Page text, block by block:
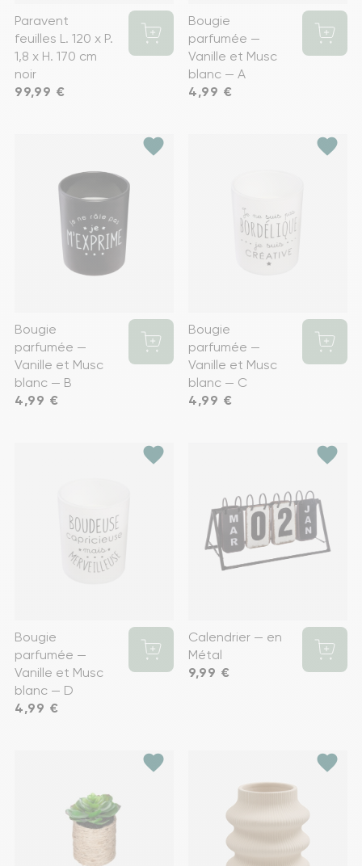
Paravent
feuilles L. 120 x P.
1,8 x H. 170 cm
noir
Prix
99,99 €
Bougie
parfumée —
Vanille et Musc
blanc — A
Prix
4,99 €
favorite
Bougie
parfumée —
Vanille et Musc
blanc — B
Prix
4,99 €
favorite
Bougie
parfumée —
Vanille et Musc
blanc — C
Prix
4,99 €
favorite
Bougie
parfumée —
Vanille et Musc
blanc — D
Prix
4,99 €
favorite
Calendrier — en
Métal
Prix
9,99 €
favorite favorite